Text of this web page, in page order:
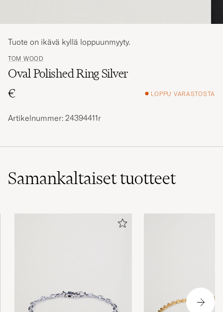
TOM WOOD
Oval Polished Ring Silver
€
LOPPU VARASTOSTA
Tuote on ikävä kyllä loppuunmyyty.
Artikelnummer: 24394411r
Samankaltaisettuotteet